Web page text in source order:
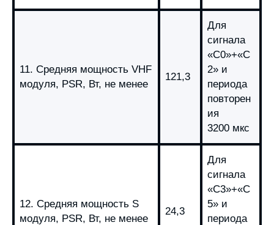
11. Средняя мощность VHF
модуля, РSR, Вт, не менее
121,3
Для
сигнала
«С0»+«С
2» и
периода
повторен
ия
3200 мкс
12. Средняя мощность S
модуля, РSR, Вт, не менее
24,3
Для
сигнала
«С3»+«С
5» и
периода